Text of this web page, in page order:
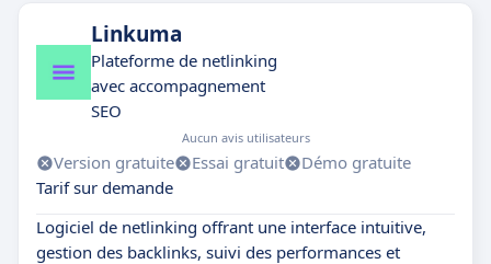
Linkuma
Plateforme de netlinking
avec accompagnement
SEO
Aucun avis utilisateurs
Version gratuite Essai gratuit
Démo gratuite
Tarif sur demande
Logiciel de netlinking offrant une interface intuitive,
gestion des backlinks, suivi des performances et